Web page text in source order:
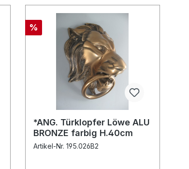
%
*ANG. Türklopfer Löwe ALU
BRONZE farbig H.40cm
Artikel-Nr. 195.026B2